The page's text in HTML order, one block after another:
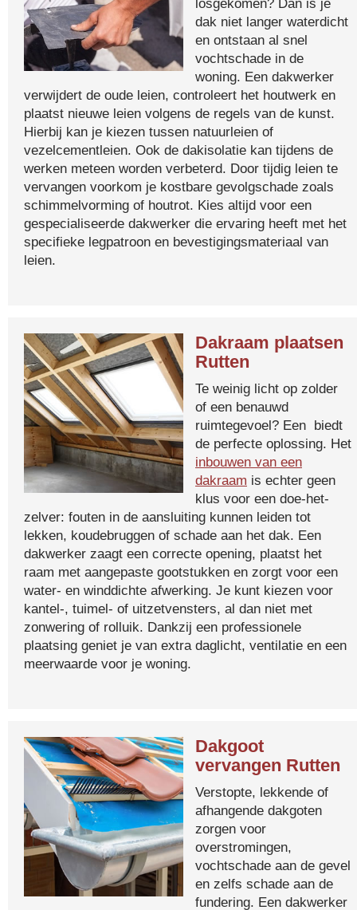
losgekomen? Dan is je
dak niet langer waterdicht
en ontstaan al snel
vochtschade in de
woning. Een dakwerker
verwijdert de oude leien, controleert het houtwerk en
plaatst nieuwe leien volgens de regels van de kunst.
Hierbij kan je kiezen tussen natuurleien of
vezelcementleien. Ook de dakisolatie kan tijdens de
werken meteen worden verbeterd. Door tijdig leien te
vervangen voorkom je kostbare gevolgschade zoals
schimmelvorming of houtrot. Kies altijd voor een
gespecialiseerde dakwerker die ervaring heeft met het
specifieke legpatroon en bevestigingsmateriaal van
leien.
Dakraam plaatsen
Rutten
Te weinig licht op zolder
of een benauwd
ruimtegevoel? Een biedt
de perfecte oplossing. Het
inbouwen van een
dakraam is echter geen
klus voor een doe-het-
zelver: fouten in de aansluiting kunnen leiden tot
lekken, koudebruggen of schade aan het dak. Een
dakwerker zaagt een correcte opening, plaatst het
raam met aangepaste gootstukken en zorgt voor een
water- en winddichte afwerking. Je kunt kiezen voor
kantel-, tuimel- of uitzetvensters, al dan niet met
zonwering of rolluik. Dankzij een professionele
plaatsing geniet je van extra daglicht, ventilatie en een
meerwaarde voor je woning.
Dakgoot
vervangen Rutten
Verstopte, lekkende of
afhangende dakgoten
zorgen voor
overstromingen,
vochtschade aan de gevel
en zelfs schade aan de
fundering. Een dakwerker